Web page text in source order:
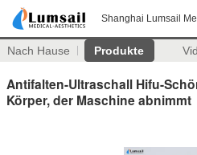
Shanghai Lumsail
Nach Hause Produkte
Antifalten-Ultraschall Hifu-
Körper, der Maschine abnimmt